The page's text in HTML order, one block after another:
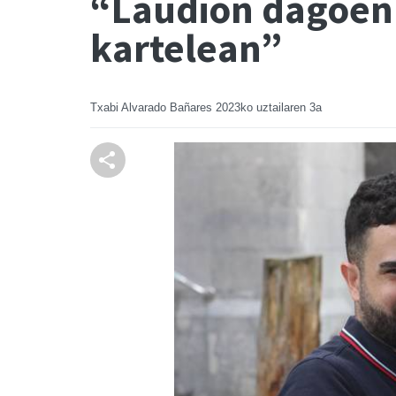
kartelean”
Txabi Alvarado Bañares 2023ko uztailaren 3a